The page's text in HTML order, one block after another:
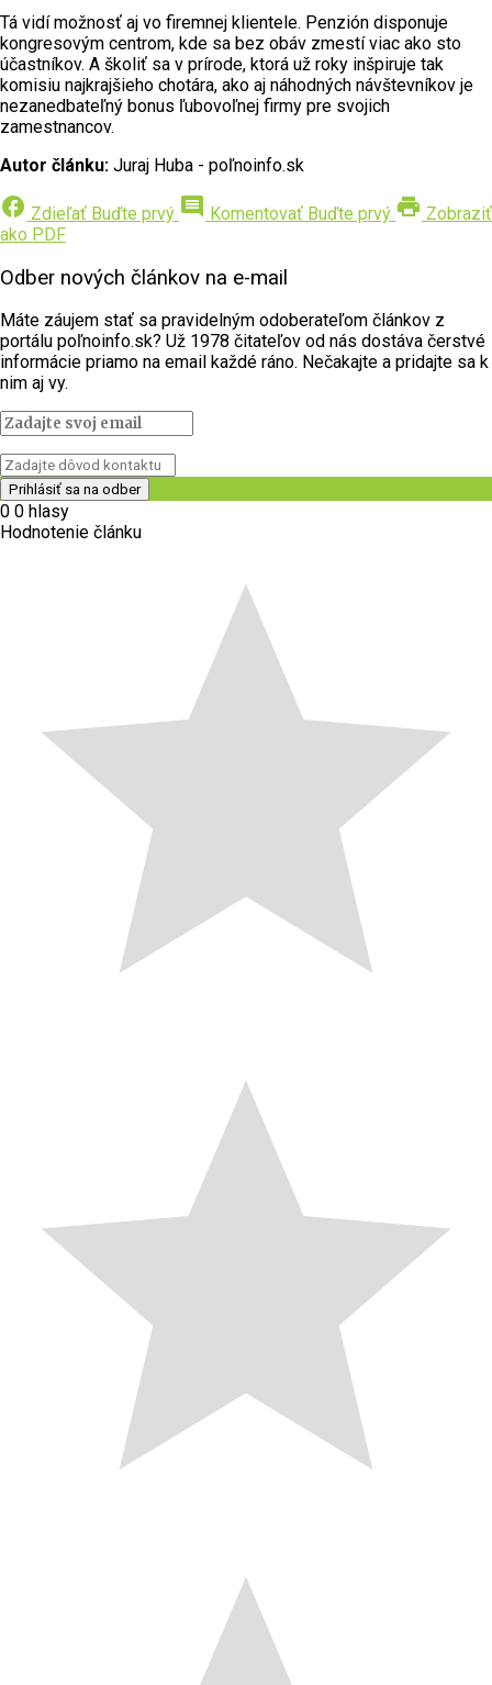
Tá vidí možnosť aj vo firemnej klientele. Penzión disponuje
kongresovým centrom, kde sa bez obáv zmestí viac ako sto
účastníkov. A školiť sa v prírode, ktorá už roky inšpiruje tak
komisiu najkrajšieho chotára, ako aj náhodných návštevníkov je
nezanedbateľný bonus ľubovoľnej firmy pre svojich
zamestnancov.
Autor článku: Juraj Huba - poľnoinfo.sk
facebook Zdieľať Buďte prvý comment Komentovať Buďte prvý print Zobraziť
ako PDF
Odber nových článkov na e-mail
Máte záujem stať sa pravidelným odoberateľom článkov z
portálu poľnoinfo.sk? Už 1978 čitateľov od nás dostáva čerstvé
informácie priamo na email každé ráno. Nečakajte a pridajte sa k
nim aj vy.
0 0 hlasy
Hodnotenie článku